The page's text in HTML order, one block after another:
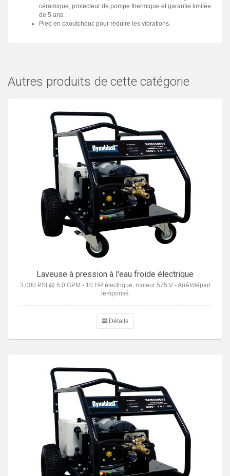
céramique, protecteur de pompe thermique et garantie limitée
de 5 ans.
Pied en caoutchouc pour réduire les vibrations.
Autres produits de cette catégorie
Laveuse à pression à l'eau froide électrique
3,000 PSI @ 5.0 GPM - 10 HP électrique, moteur 575 V - Arrêt/départ
temporisé
Détails